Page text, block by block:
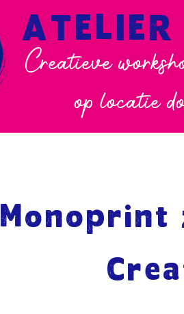
Creatieve
op locatie
Monoprint